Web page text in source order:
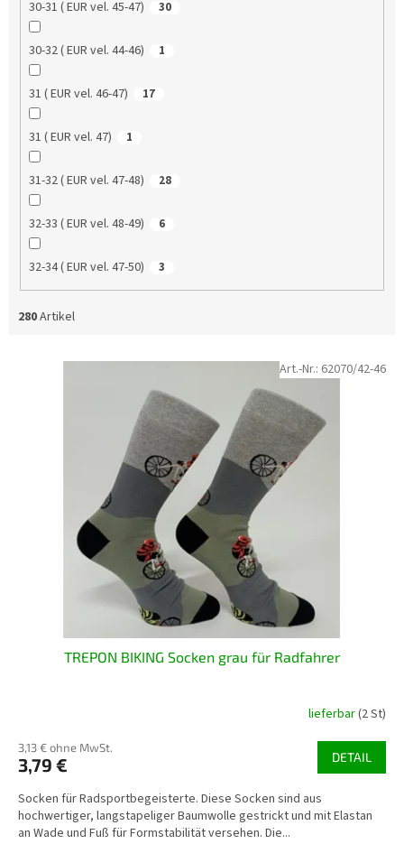
30-31 ( EUR vel. 45-47) 30
30-32 ( EUR vel. 44-46) 1
31 ( EUR vel. 46-47) 17
31 ( EUR vel. 47) 1
31-32 ( EUR vel. 47-48) 28
32-33 ( EUR vel. 48-49) 6
32-34 ( EUR vel. 47-50) 3
280Artikel
TREPON BIKING Socken grau für Radfahrer
lieferbar(2 St)
3,13 € ohne MwSt.
3,79 € DETAIL
Socken für Radsportbegeisterte. Diese Socken sind aus
hochwertiger, langstapeliger Baumwolle gestrickt und mit Elastan
an Wade und Fuß für Formstabilität versehen. Die...
Art.-Nr.: 62070/42-46